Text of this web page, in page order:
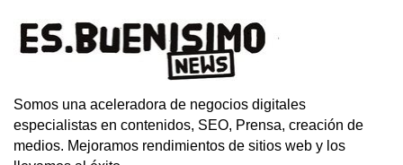
Somos una aceleradora de negocios digitales
especialistas en contenidos, SEO, Prensa, creación de
medios. Mejoramos rendimientos de sitios web y los